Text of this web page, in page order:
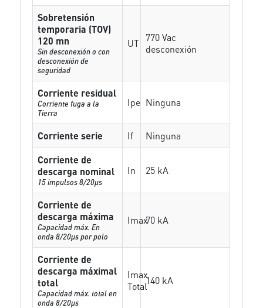
Sobretensión
temporaria (TOV)
120 mn
Sin desconexión o con
desconexión de
seguridad
UT 770 Vac
desconexión
Corriente residual
Corriente fuga a la
Tierra
Ipe Ninguna
Corriente serie If
Ninguna
Corriente de
descarga nominal
15 impulsos 8/20µs
In 25 kA
Corriente de
descarga máxima
Capacidad máx. En
onda 8/20µs por polo
Imax70 kA
Corriente de
descarga máximal
total
Capacidad máx. total en
onda 8/20µs
Imax
Total140 kA